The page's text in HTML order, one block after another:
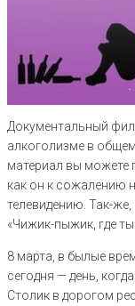
Документальный
алкоголизме в
материал вы можете
как он к сожалению
телевидению. Так-
«Чижик-пыжик, где ты
8 марта, в былые
сегодня — день,
Столик в дорогом